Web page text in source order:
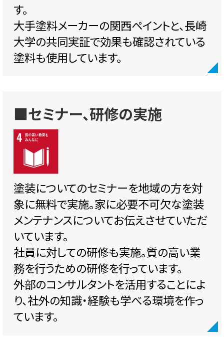
す。
大手塗料メーカーの関西ペイントと、長崎
大学の共同実証で効果も確認されている
塗料も使用しています。
■セミナー、研修の実施
塗装についてのセミナーを地域の方を対
象に無料で実施。家に必要不可欠な塗装
メンテナンスについてお伝えさせていただ
いています。
社員に対しての研修も実施。質の高い業
務を行うための研修を行っています。
外部のコンサルタントを活用することによ
り、社外の知識・経験も学べる環境を作っ
ています。